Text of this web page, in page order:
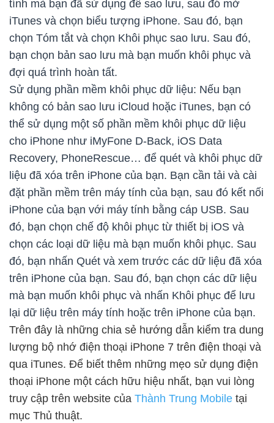
tính mà bạn đã sử dụng để sao lưu, sau đó mở
iTunes và chọn biểu tượng iPhone. Sau đó, bạn
chọn Tóm tắt và chọn Khôi phục sao lưu. Sau đó,
bạn chọn bản sao lưu mà bạn muốn khôi phục và
đợi quá trình hoàn tất.
Sử dụng phần mềm khôi phục dữ liệu: Nếu bạn
không có bản sao lưu iCloud hoặc iTunes, bạn có
thể sử dụng một số phần mềm khôi phục dữ liệu
cho iPhone như iMyFone D-Back, iOS Data
Recovery, PhoneRescue… để quét và khôi phục dữ
liệu đã xóa trên iPhone của bạn. Bạn cần tải và cài
đặt phần mềm trên máy tính của bạn, sau đó kết nối
iPhone của bạn với máy tính bằng cáp USB. Sau
đó, bạn chọn chế độ khôi phục từ thiết bị iOS và
chọn các loại dữ liệu mà bạn muốn khôi phục. Sau
đó, bạn nhấn Quét và xem trước các dữ liệu đã xóa
trên iPhone của bạn. Sau đó, bạn chọn các dữ liệu
mà bạn muốn khôi phục và nhấn Khôi phục để lưu
lại dữ liệu trên máy tính hoặc trên iPhone của bạn.
Trên đây là những chia sẻ hướng dẫn kiểm tra dung
lượng bộ nhớ điện thoại iPhone 7 trên điện thoại và
qua iTunes. Để biết thêm những mẹo sử dụng điện
thoại iPhone một cách hữu hiệu nhất, bạn vui lòng
truy cập trên website của Thành Trung Mobile tại
mục Thủ thuật.